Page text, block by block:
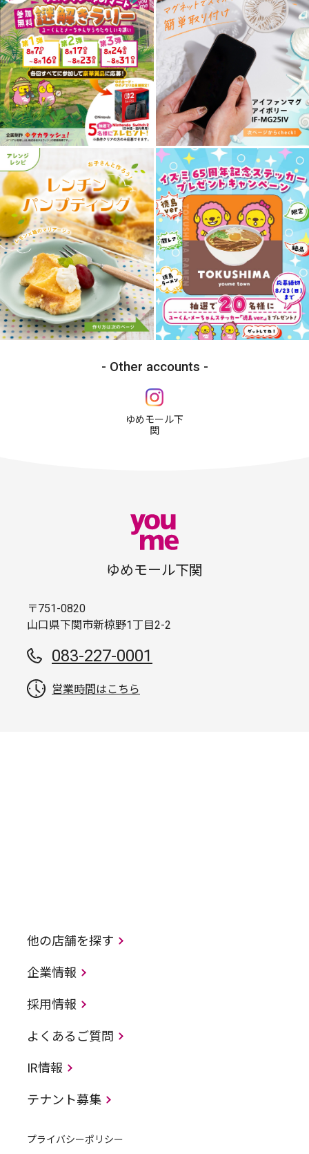
Other accounts
ゆめモール下
関
ゆめモール下関
〒751-0820
山口県下関市新椋野1丁目2-2
083-227-0001
営業時間はこちら
他の店舗を探す
企業情報
採用情報
よくあるご質問
IR情報
テナント募集
プライバシーポリシー